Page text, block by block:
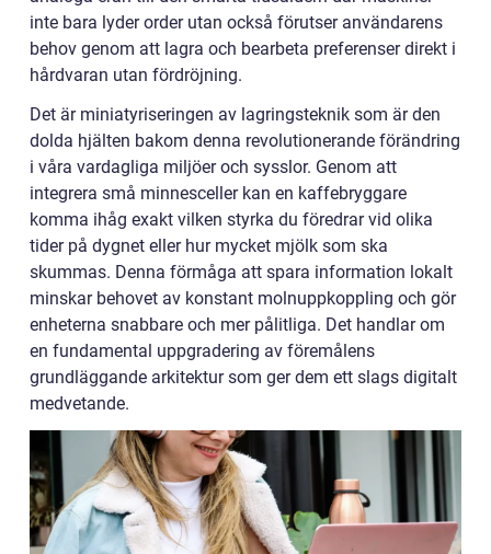
inte bara lyder order utan också förutser användarens
behov genom att lagra och bearbeta preferenser direkt i
hårdvaran utan fördröjning.
Det är miniatyriseringen av lagringsteknik som är den
dolda hjälten bakom denna revolutionerande förändring
i våra vardagliga miljöer och sysslor. Genom att
integrera små minnesceller kan en kaffebryggare
komma ihåg exakt vilken styrka du föredrar vid olika
tider på dygnet eller hur mycket mjölk som ska
skummas. Denna förmåga att spara information lokalt
minskar behovet av konstant molnuppkoppling och gör
enheterna snabbare och mer pålitliga. Det handlar om
en fundamental uppgradering av föremålens
grundläggande arkitektur som ger dem ett slags digitalt
medvetande.